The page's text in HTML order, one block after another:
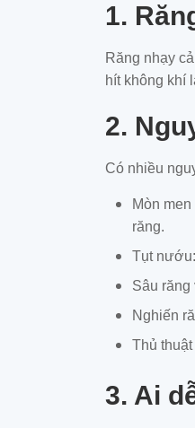
1.
Răng nhạy
hít không khí
2.
Có nhiều
Mòn
răng.
Tụt
Sâu răng
Nghiến
Thủ
3. Ai